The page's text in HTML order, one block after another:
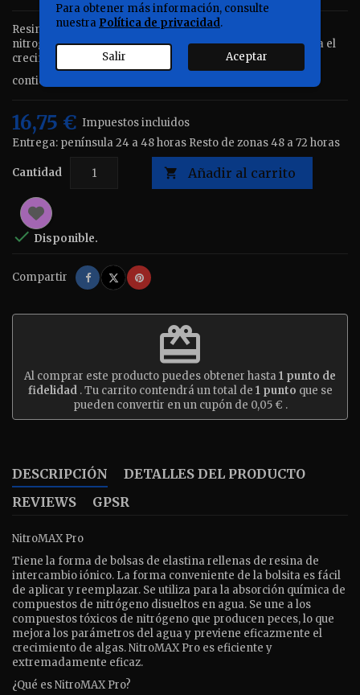
Resina de intercambio iónico que elimina los elementos
nitrogenados como el amoniaco, el nitrito y el nitrato, evita el
crecimiento de algas indeseables.
contiene 3 x 100 ml.
16,75 € Impuestos incluidos
Entrega: península 24 a 48 horas Resto de zonas 48 a 72 horas
Cantidad  Añadir al carrito
 Disponible.
Compartir Compartir
TuitearPinterest
redeem
Al comprar este producto puedes obtener hasta1 punto de
fidelidad. Tu carrito contendrá un total de 1punto que se
pueden convertir en un cupón de 0,05 € .
DESCRIPCIÓN
DETALLES DEL PRODUCTO
REVIEWS
GPSR
NitroMAX Pro
Tiene la forma de bolsas de elastina rellenas de resina de
intercambio iónico. La forma conveniente de la bolsita es fácil
de aplicar y reemplazar. Se utiliza para la absorción química de
compuestos de nitrógeno disueltos en agua. Se une a los
compuestos tóxicos de nitrógeno que producen peces, lo que
mejora los parámetros del agua y previene eficazmente el
crecimiento de algas. NitroMAX Pro es eficiente y
extremadamente eficaz.
¿Qué es NitroMAX Pro?
Para obtener más información, consulte
nuestra Política de privacidad.
Salir Aceptar